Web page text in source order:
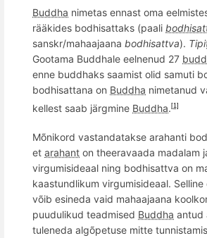
Buddha nimetas ennast oma
rääkides bodhisattaks (paali
sanskr/mahaajaana bodhisattva).
Gootama Buddhale eelnenud 27
enne buddhaks saamist olid samuti
bodhisattana on Buddha nimetanud
kellest saab järgmine Buddha. [1]
Mõnikord vastandatakse arahanti
et arahant on theeravaada madalam
virgumisideaal ning bodhisattva on
kaastundlikum virgumisideaal. Selline
võib esineda vaid mahaajaana
puudulikud teadmised Buddha antud
tuleneda algõpetuse mitte